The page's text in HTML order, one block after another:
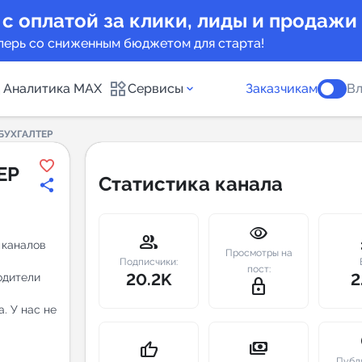
оплатой за клики, лиды и продажи
со сниженным бюджетом для старта!
Аналитика MAX Сервисы
Индекс
Telegram
New
MAX каналов
Заказчикам
У нас не
Статистика канала
group
Подписчики:
20.2K
visibility
Просмотры на
пост:
lock_outline
thumb_up payments